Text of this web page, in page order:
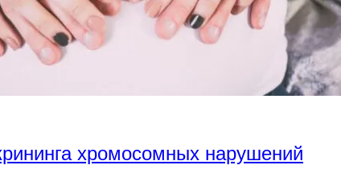
хромосомных нарушений